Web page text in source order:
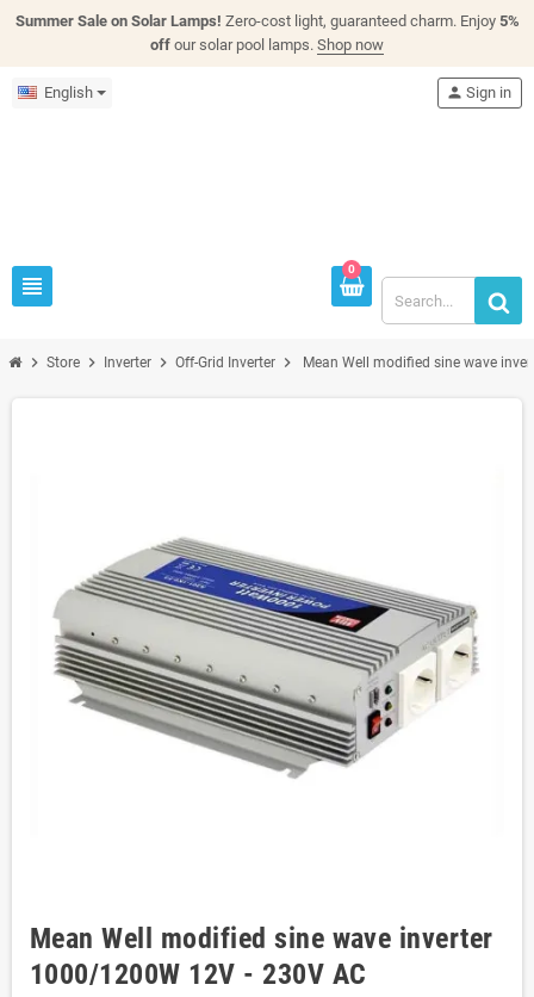
Summer Sale on Solar Lamps! Zero-cost light, guaranteed charm. Enjoy 5%
off our solar pool lamps. Shop now
English
view_headline
person Sign in
0
chevron_right Store chevron_right Inverter chevron_right Off-Grid Inverter chevron_right Mean Well modified sine wave
Mean Well modified sine wave inverter
1000/1200W 12V - 230V AC